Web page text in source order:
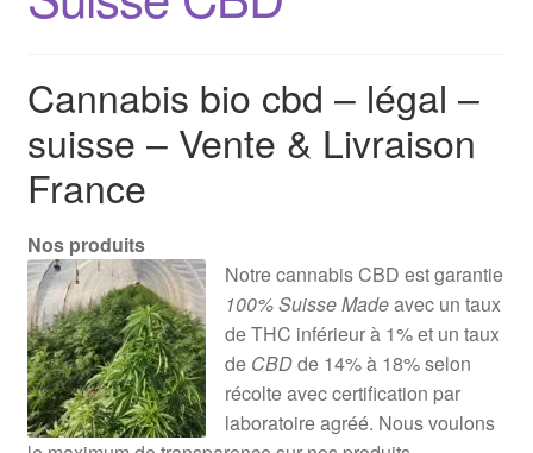
Cannabis bio cbd – légal –
suisse – Vente & Livraison
France
Nos produits
Notre cannabis CBD est garantie
100% Suisse Madeavec un taux
de THC inférieur à 1% et un taux
deCBDde 14% à 18% selon
récolte avec certification par
laboratoire agréé. Nous voulons